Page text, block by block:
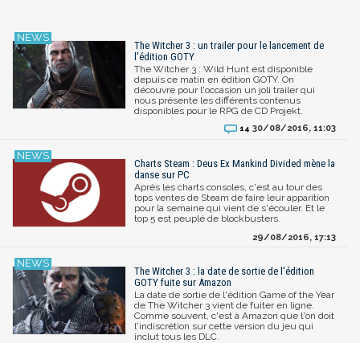
The Witcher 3 : un trailer pour le lancement de
l'édition GOTY
The Witcher 3 : Wild Hunt est disponible
depuis ce matin en édition GOTY. On
découvre pour l'occasion un joli trailer qui
nous présente les différents contenus
disponibles pour le RPG de CD Projekt.
14 30/08/2016, 11:03
Charts Steam : Deus Ex Mankind Divided mène la
danse sur PC
Après les charts consoles, c'est au tour des
tops ventes de Steam de faire leur apparition
pour la semaine qui vient de s'écouler. Et le
top 5 est peuplé de blockbusters.
29/08/2016, 17:13
The Witcher 3 : la date de sortie de l'édition
GOTY fuite sur Amazon
La date de sortie de l'édition Game of the Year
de The Witcher 3 vient de fuiter en ligne.
Comme souvent, c'est à Amazon que l'on doit
l'indiscrétion sur cette version du jeu qui
inclut tous les DLC.